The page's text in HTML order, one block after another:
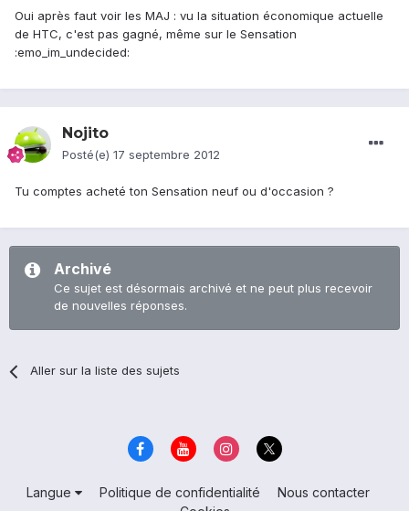
Oui après faut voir les MAJ : vu la situation économique actuelle
de HTC, c'est pas gagné, même sur le Sensation
:emo_im_undecided:
Nojito
Posté(e) 17 septembre 2012
Tu comptes acheté ton Sensation neuf ou d'occasion ?
Archivé
Ce sujet est désormais archivé et ne peut plus recevoir
de nouvelles réponses.
Aller sur la liste des sujets
Langue Politique de confidentialité
Nous contacter